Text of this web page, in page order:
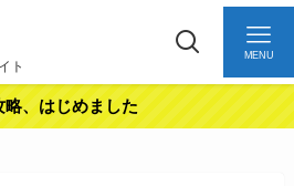
ト
MENU
略、はじめました